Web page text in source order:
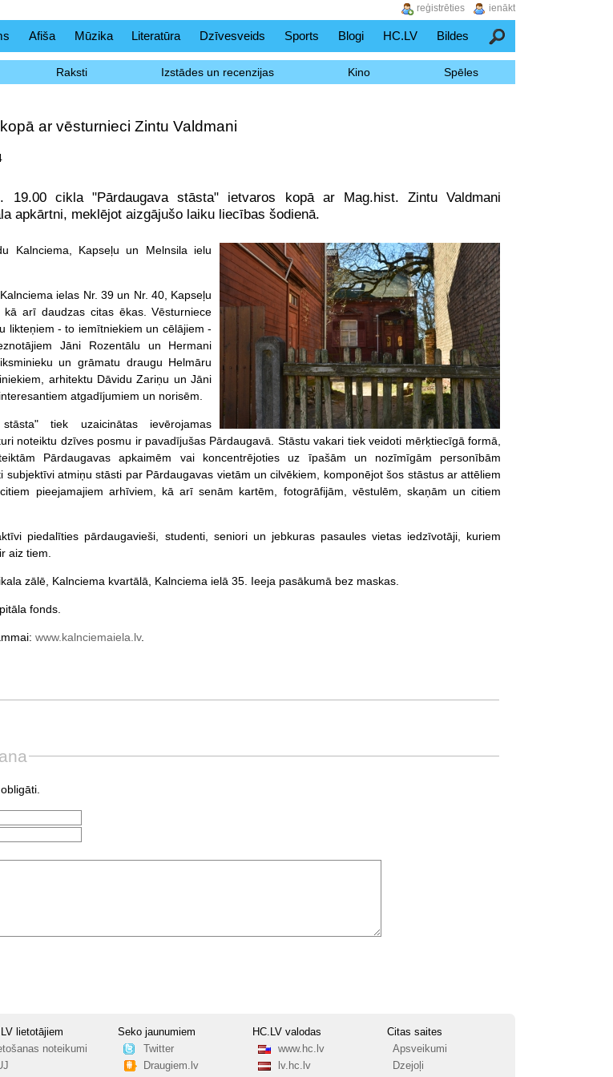
Afiša Mūzika Literatūra Dzīvesveids Sports Blogi HC.LV Bildes Meklēšana
Raksti Izstādes un recenzijas Kino Spēles
ar vēsturnieci Zintu Valdmani
19.00 cikla "Pārdaugava stāsta" ietvaros kopā ar Mag.hist. Zintu Valdmani
apkārtni, meklējot aizgājušo laiku liecības šodienā.
Kalnciema, Kapseļu un Melnsila ielu
ielas Nr. 39 un Nr. 40, Kapseļu
arī daudzas citas ēkas. Vēsturniece
likteņiem - to iemītniekiem un cēlājiem -
Jāni Rozentālu un Hermani
un grāmatu draugu Helmāru
arhitektu Dāvidu Zariņu un Jāni
atgadījumiem un norisēm.
tiek uzaicinātas ievērojamas
noteiktu dzīves posmu ir pavadījušas Pārdaugavā. Stāstu vakari tiek veidoti mērķtiecīgā formā,
Pārdaugavas apkaimēm vai koncentrējoties uz īpašām un nozīmīgām personībām
subjektīvi atmiņu stāsti par Pārdaugavas vietām un cilvēkiem, komponējot šos stāstus ar attēliem
pieejamajiem arhīviem, kā arī senām kartēm, fotogrāfijām, vēstulēm, skaņām un citiem
piedalīties pārdaugavieši, studenti, seniori un jebkuras pasaules vietas iedzīvotāji, kuriem
aiz tiem.
zālē, Kalnciema kvartālā, Kalnciema ielā 35. Ieeja pasākumā bez maskas.
fonds.
www.kalnciemaiela.lv.
lietotājiem
noteikumi
Seko jaunumiem
Twitter
Draugiem.lv
HC.LV valodas
www.hc.lv
lv.hc.lv
Citas saites
Apsveikumi
Dzejoļi
ienākt
reģistrēties